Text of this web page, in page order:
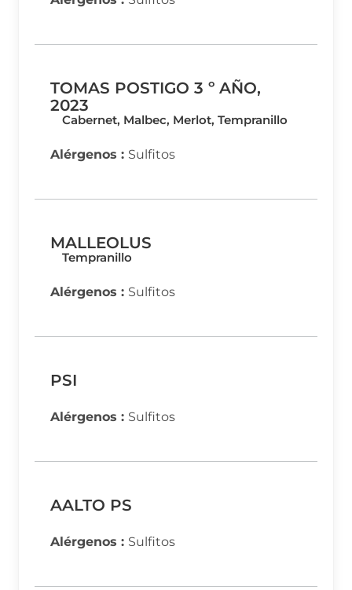
TOMAS POSTIGO 3 º AÑO,
2023
Cabernet, Malbec, Merlot, Tempranillo
Alérgenos : Sulfitos
MALLEOLUS
Tempranillo
Alérgenos : Sulfitos
PSI
Alérgenos : Sulfitos
AALTO PS
Alérgenos : Sulfitos